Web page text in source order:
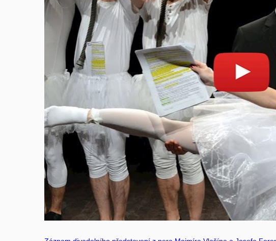
Povolit cookies a přehrát